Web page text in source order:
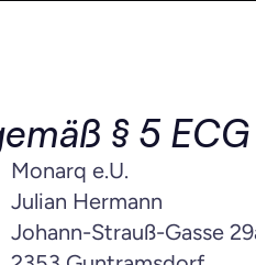
§ 5 ECG
Monarq e.U.
Julian Hermann
Johann-Strauß-Gasse